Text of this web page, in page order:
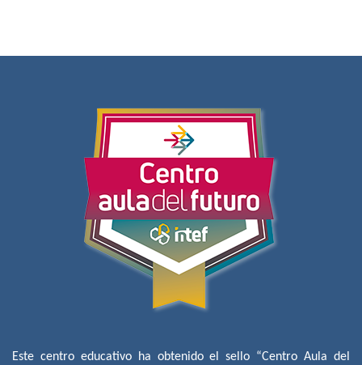
Este centro educativo ha obtenido el sello “Centro Aula del